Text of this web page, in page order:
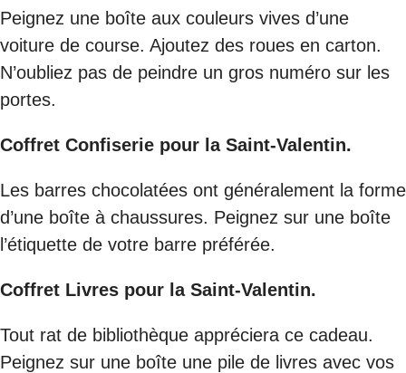
Peignez une boîte aux couleurs vives d’une
voiture de course. Ajoutez des roues en carton.
N’oubliez pas de peindre un gros numéro sur les
portes.
Coffret Confiserie pour la Saint-Valentin.
Les barres chocolatées ont généralement la forme
d’une boîte à chaussures. Peignez sur une boîte
l’étiquette de votre barre préférée.
Coffret Livres pour la Saint-Valentin.
Tout rat de bibliothèque appréciera ce cadeau.
Peignez sur une boîte une pile de livres avec vos